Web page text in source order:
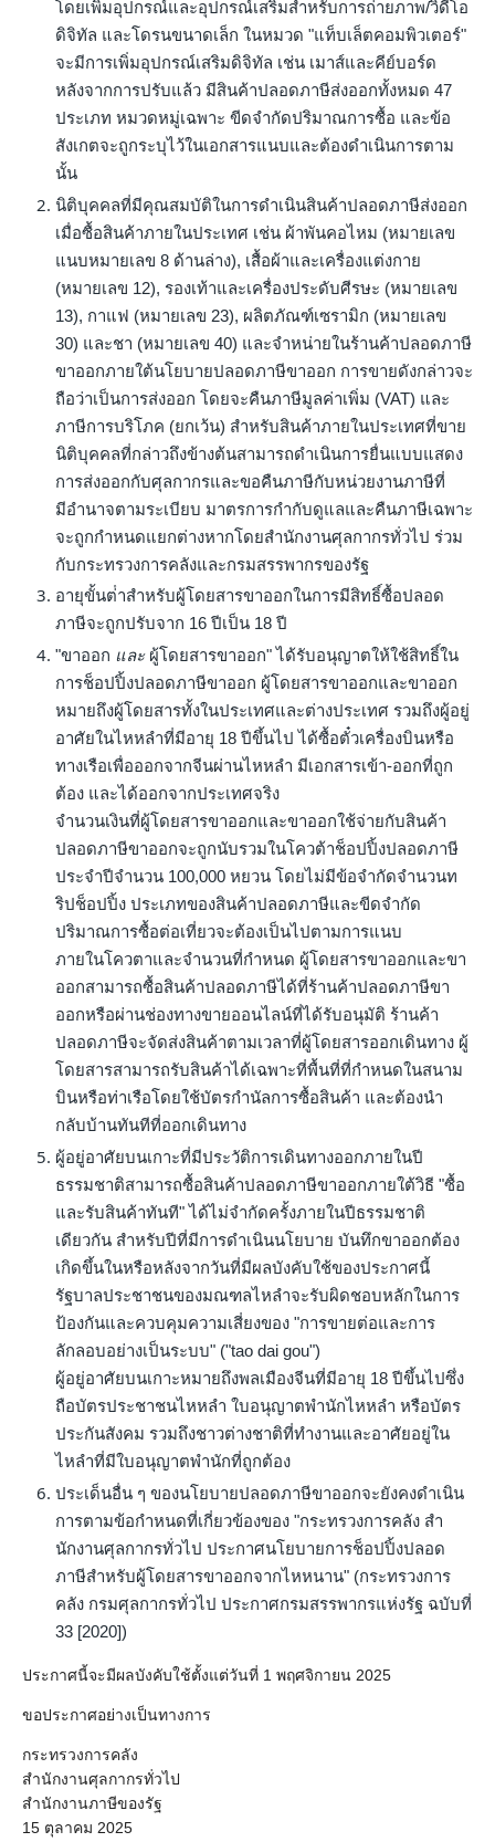
โดยเพิ่มอุปกรณ์และอุปกรณ์เสริมสําหรับการถ่ายภาพ/วิดีโอ
ดิจิทัล และโดรนขนาดเล็ก ในหมวด "แท็บเล็ตคอมพิวเตอร์"
จะมีการเพิ่มอุปกรณ์เสริมดิจิทัล เช่น เมาส์และคีย์บอร์ด
หลังจากการปรับแล้ว มีสินค้าปลอดภาษีส่งออกทั้งหมด 47
ประเภท หมวดหมู่เฉพาะ ขีดจํากัดปริมาณการซื้อ และข้อ
สังเกตจะถูกระบุไว้ในเอกสารแนบและต้องดําเนินการตาม
นั้น
นิติบุคคลที่มีคุณสมบัติในการดําเนินสินค้าปลอดภาษีส่งออก
เมื่อซื้อสินค้าภายในประเทศ เช่น ผ้าพันคอไหม (หมายเลข
แนบหมายเลข 8 ด้านล่าง), เสื้อผ้าและเครื่องแต่งกาย
(หมายเลข 12), รองเท้าและเครื่องประดับศีรษะ (หมายเลข
13), กาแฟ (หมายเลข 23), ผลิตภัณฑ์เซรามิก (หมายเลข
30) และชา (หมายเลข 40) และจําหน่ายในร้านค้าปลอดภาษี
ขาออกภายใต้นโยบายปลอดภาษีขาออก การขายดังกล่าวจะ
ถือว่าเป็นการส่งออก โดยจะคืนภาษีมูลค่าเพิ่ม (VAT) และ
ภาษีการบริโภค (ยกเว้น) สําหรับสินค้าภายในประเทศที่ขาย
นิติบุคคลที่กล่าวถึงข้างต้นสามารถดําเนินการยื่นแบบแสดง
การส่งออกกับศุลกากรและขอคืนภาษีกับหน่วยงานภาษีที่
มีอํานาจตามระเบียบ มาตรการกํากับดูแลและคืนภาษีเฉพาะ
จะถูกกําหนดแยกต่างหากโดยสํานักงานศุลกากรทั่วไป ร่วม
กับกระทรวงการคลังและกรมสรรพากรของรัฐ
อายุขั้นต่ําสําหรับผู้โดยสารขาออกในการมีสิทธิ์ซื้อปลอด
ภาษีจะถูกปรับจาก 16 ปีเป็น 18 ปี
"ขาออก และผู้โดยสารขาออก" ได้รับอนุญาตให้ใช้สิทธิ์ใน
การช็อปปิ้งปลอดภาษีขาออก ผู้โดยสารขาออกและขาออก
หมายถึงผู้โดยสารทั้งในประเทศและต่างประเทศ รวมถึงผู้อยู่
อาศัยในไหหลําที่มีอายุ 18 ปีขึ้นไป ได้ซื้อตั๋วเครื่องบินหรือ
ทางเรือเพื่อออกจากจีนผ่านไหหลํา มีเอกสารเข้า-ออกที่ถูก
ต้อง และได้ออกจากประเทศจริง
จํานวนเงินที่ผู้โดยสารขาออกและขาออกใช้จ่ายกับสินค้า
ปลอดภาษีขาออกจะถูกนับรวมในโควต้าช็อปปิ้งปลอดภาษี
ประจําปีจํานวน 100,000 หยวน โดยไม่มีข้อจํากัดจํานวนท
ริปช็อปปิ้ง ประเภทของสินค้าปลอดภาษีและขีดจํากัด
ปริมาณการซื้อต่อเที่ยวจะต้องเป็นไปตามการแนบ
ภายในโควตาและจํานวนที่กําหนด ผู้โดยสารขาออกและขา
ออกสามารถซื้อสินค้าปลอดภาษีได้ที่ร้านค้าปลอดภาษีขา
ออกหรือผ่านช่องทางขายออนไลน์ที่ได้รับอนุมัติ ร้านค้า
ปลอดภาษีจะจัดส่งสินค้าตามเวลาที่ผู้โดยสารออกเดินทาง ผู้
โดยสารสามารถรับสินค้าได้เฉพาะที่พื้นที่ที่กําหนดในสนาม
บินหรือท่าเรือโดยใช้บัตรกํานัลการซื้อสินค้า และต้องนํา
กลับบ้านทันทีที่ออกเดินทาง
ผู้อยู่อาศัยบนเกาะที่มีประวัติการเดินทางออกภายในปี
ธรรมชาติสามารถซื้อสินค้าปลอดภาษีขาออกภายใต้วิธี "ซื้อ
และรับสินค้าทันที" ได้ไม่จํากัดครั้งภายในปีธรรมชาติ
เดียวกัน สําหรับปีที่มีการดําเนินนโยบาย บันทึกขาออกต้อง
เกิดขึ้นในหรือหลังจากวันที่มีผลบังคับใช้ของประกาศนี้
รัฐบาลประชาชนของมณฑลไหลําจะรับผิดชอบหลักในการ
ป้องกันและควบคุมความเสี่ยงของ "การขายต่อและการ
ลักลอบอย่างเป็นระบบ" ("tao dai gou")
ผู้อยู่อาศัยบนเกาะหมายถึงพลเมืองจีนที่มีอายุ 18 ปีขึ้นไปซึ่ง
ถือบัตรประชาชนไหหลํา ใบอนุญาตพํานักไหหลํา หรือบัตร
ประกันสังคม รวมถึงชาวต่างชาติที่ทํางานและอาศัยอยู่ใน
ไหลําที่มีใบอนุญาตพํานักที่ถูกต้อง
ประเด็นอื่น ๆ ของนโยบายปลอดภาษีขาออกจะยังคงดําเนิน
การตามข้อกําหนดที่เกี่ยวข้องของ "กระทรวงการคลัง สํา
นักงานศุลกากรทั่วไป ประกาศนโยบายการช็อปปิ้งปลอด
ภาษีสําหรับผู้โดยสารขาออกจากไหหนาน" (กระทรวงการ
คลัง กรมศุลกากรทั่วไป ประกาศกรมสรรพากรแห่งรัฐ ฉบับที่
33 [2020])
ประกาศนี้จะมีผลบังคับใช้ตั้งแต่วันที่ 1 พฤศจิกายน 2025
ขอประกาศอย่างเป็นทางการ
กระทรวงการคลัง
สํานักงานศุลกากรทั่วไป
สํานักงานภาษีของรัฐ
15 ตุลาคม 2025